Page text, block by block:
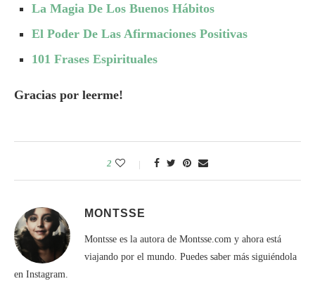
La Magia De Los Buenos Hábitos
El Poder De Las Afirmaciones Positivas
101 Frases Espirituales
Gracias por leerme!
2
MONTSSE
Montsse es la autora de Montsse.com y ahora está
viajando por el mundo. Puedes saber más siguiéndola
en Instagram.